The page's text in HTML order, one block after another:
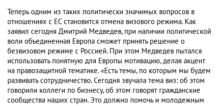
Теперь одним из таких политически значимых вопросов в
отношениях с ЕС становится отмена визового режима. Как
заявил сегодня Дмитрий Медведев, при наличии политической
воли объединенная Европа сможет принять решение о
безвизовом режиме с Россией. При этом Медведев пытался
использовать понятную для Европы мотивацию, делая акцент
на правозащитной тематике. «Есть темы, по которым мы будем
развивать сотрудничество. Сегодня звучала тема виз: об этом
говорили коллеги по бизнесу, об этом говорят гражданские
сообщества наших стран. Это должно помочь и молодежным